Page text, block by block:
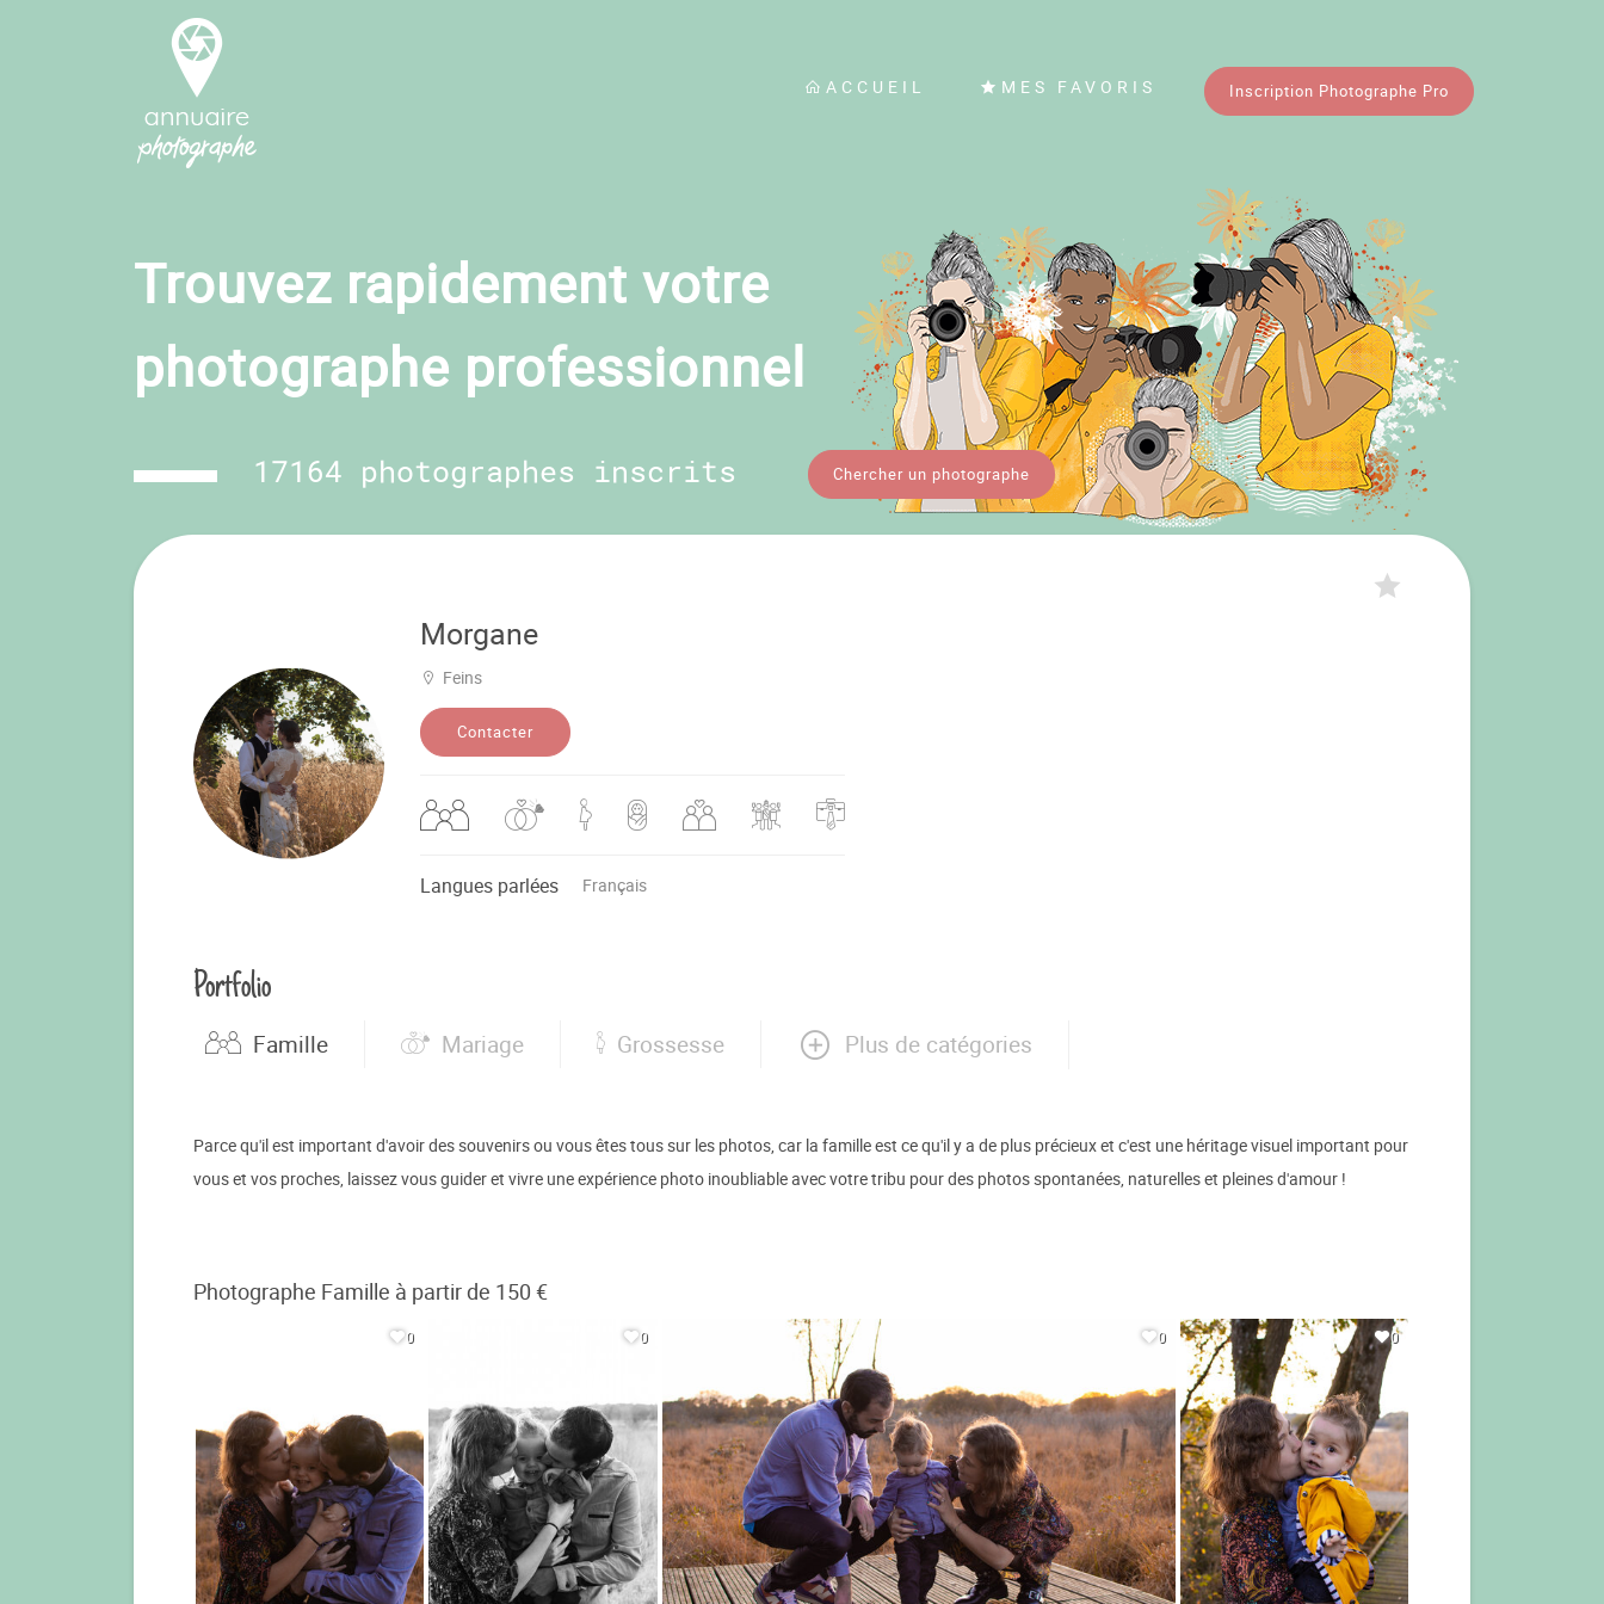
ACCUEIL MES FAVORIS Inscription Photographe Pro
Trouvez rapidement votre
photographe professionnel
17164 photographes inscrits Chercher un photographe
Morgane
Feins
Contacter
Langues parlées Français
Portfolio
Famille Mariage Grossesse Plus de catégories
Parce qu'il est important d'avoir des souvenirs ou vous êtes tous sur les photos, car la famille est ce qu'il y a de plus précieux et c'est une héritage visuel important pour
vous et vos proches, laissez vous guider et vivre une expérience photo inoubliable avec votre tribu pour des photos spontanées, naturelles et pleines d'amour !
Photographe Famille à partir de 150 €
0 0 0 0